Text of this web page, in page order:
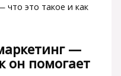
это такое и как
—
он помогает